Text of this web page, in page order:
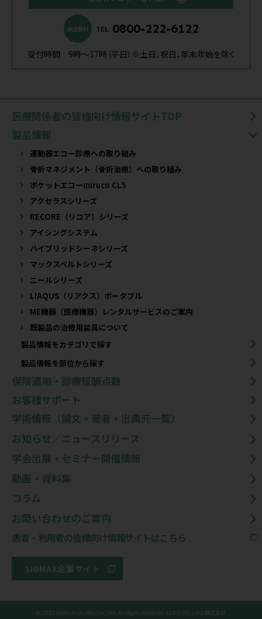
通話無料 TEL 0800-222-6122
受付時間 9時～17時（平日）※土日、祝日、年末年始を除く
医療関係者の皆様向け情報サイトTOP
製品情報
運動器エコー診療への取り組み
骨折マネジメント（骨折治療）への取り組み
ポケットエコーmiruco CL5
アクセラスシリーズ
RECORE（リコア）シリーズ
アイシングシステム
ハイブリッドシーネシリーズ
マックスベルトシリーズ
ニールシリーズ
LIAQUS（リアクス）ポータブル
ME機器（医療機器）レンタルサービスのご案内
既製品の治療用装具について​
製品情報をカテゴリで探す
製品情報を部位から探す
保険適用・診療報酬点数
お客様サポート
学術情報（論文・著者・出典元一覧）
お知らせ／ニュースリリース
学会出展・セミナー開催情報
動画・資料集
コラム
お問い合わせのご案内
患者・利用者の皆様向け情報サイトはこちら
SIGMAX企業サイト
© 2021 NIPPON SIGMAX Co., Ltd. All Rights Reserved. 日本シグマックス株式会社